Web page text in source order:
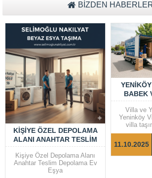
BİZDEN
KIŞIYE ÖZEL DEPOLAMA
ALANI ANAHTAR TESLIM
DEPOLAMA EV EŞYA
Kişiye Özel Depolama Alanı
Anahtar Teslim Depolama Ev
Eşya
BABEK
Villa ve
Yeninköy
villa
Bebek gibi
taşıma
özen
11.10.2025